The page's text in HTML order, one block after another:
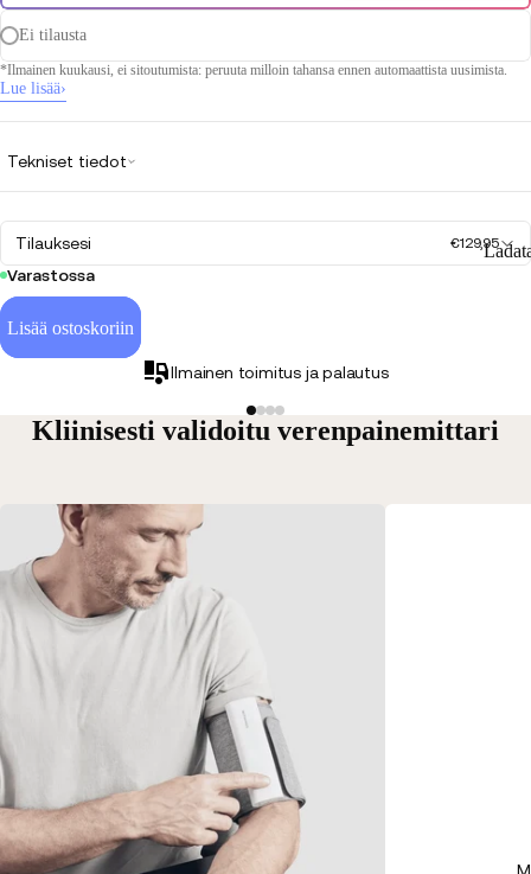
Ei tilausta
*Ilmainen kuukausi, ei sitoutumista: peruuta milloin tahansa ennen automaattista uusimista.
Lue lisää›
Tekniset tiedot
Tilauksesi €129,95
Varastossa
Lisää ostoskoriin
Ilmainen toimitus ja palautus
Kliinisesti validoitu verenpainemittari